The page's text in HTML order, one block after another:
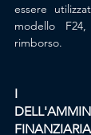
essere
modello
rimborso.
I
FINANZIARIA